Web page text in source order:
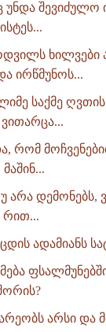
უნდა
ხილვები
ირწმუნოს...
საქმე
რომ
არა დემონებს,
რით...
ადამიანს
არსი და